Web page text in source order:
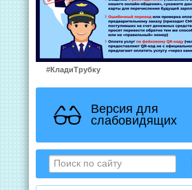
#КладиТрубку
Версия для
слабовидящих